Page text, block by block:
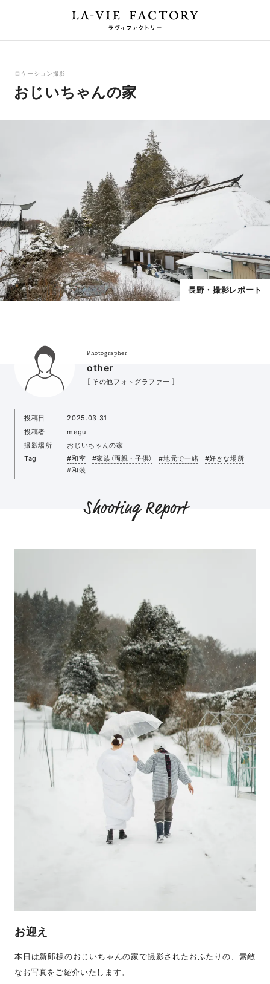
ロケーション撮影
おじいちゃんの家
長野・撮影レポート
Photographer
other
［ その他フォトグラファー ］
投稿日
2025.03.31
投稿者
megu
撮影場所
おじいちゃんの家
Tag
#和室 #家族（両親・子供） #地元で一緒
#好きな場所
#和装
Shooting Report
お迎え
本日は新郎様のおじいちゃんの家で撮影されたおふたりの、素敵
なお写真をご紹介いたします。